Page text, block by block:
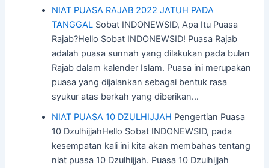
NIAT PUASA RAJAB 2022 JATUH PADA
TANGGAL Sobat INDONEWSID, Apa Itu Puasa
Rajab?Hello Sobat INDONEWSID! Puasa Rajab
adalah puasa sunnah yang dilakukan pada bulan
Rajab dalam kalender Islam. Puasa ini merupakan
puasa yang dijalankan sebagai bentuk rasa
syukur atas berkah yang diberikan…
NIAT PUASA 10 DZULHIJJAH Pengertian Puasa
10 DzulhijjahHello Sobat INDONEWSID, pada
kesempatan kali ini kita akan membahas tentang
niat puasa 10 Dzulhijjah. Puasa 10 Dzulhijjah